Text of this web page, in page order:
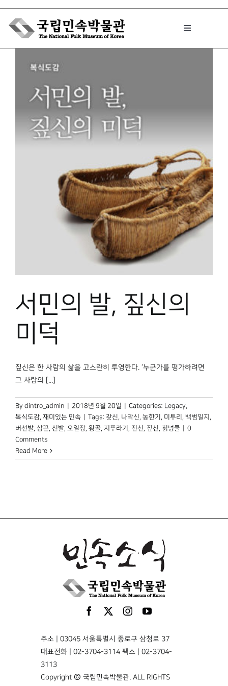
Skip
content
Toggle
박물관에서는
민속이야기
원문보기 PDF
서민의 발, 짚신의
미덕
짚신은 한 사람의 삶을 고스란히 투영한다. ‘누군가를 평가하려면
그 사람의 [...]
By dintro_admin 2018년 9월 20일 Categories: Legacy,
복식도감, 재미있는 민속 Tags: 갖신, 나막신, 농한기 , 미투리 , 백범일지 ,
버선발, 삼끈, 신발, 오일장, 왕골, 지푸라기 , 진신, 짚신, 칡넝쿨
0
Comments
Read More
주소 | 03045 서울특별시 종로구 삼청로 37
대표전화 | 02-3704-3114 팩스 | 02-3704-
3113
Copyright © 국립민속박물관. ALL RIGHTS